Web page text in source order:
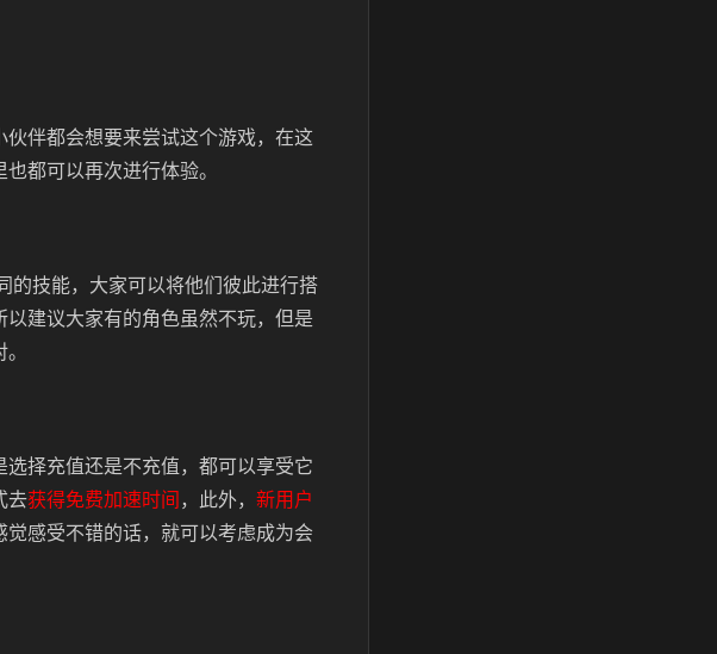
伴都会想要来尝试这个游戏，在这
都可以再次进行体验。
的技能，大家可以将他们彼此进行搭
建议大家有的角色虽然不玩，但是
择充值还是不充值，都可以享受它
去获得免费加速时间 ，此外， 新用户
感受不错的话，就可以考虑成为会